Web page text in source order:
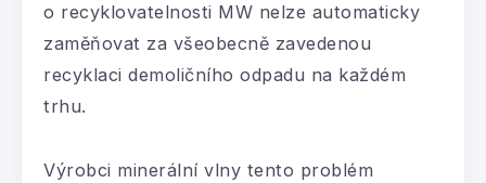
o recyklovatelnosti MW nelze automaticky
zaměňovat za všeobecně zavedenou
recyklaci demoličního odpadu na každém
trhu.
Výrobci minerální vlny tento problém